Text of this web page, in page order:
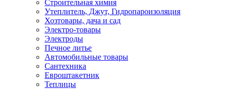
Строительная химия
Утеплитель, Джут, Гидропароизоляция
Хозтовары, дача и сад
Электро-товары
Электроды
Печное литье
Автомобильные товары
Сантехника
Евроштакетник
Теплицы